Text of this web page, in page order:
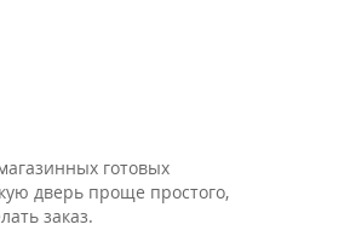
готовых
дверь проще простого,
заказ.